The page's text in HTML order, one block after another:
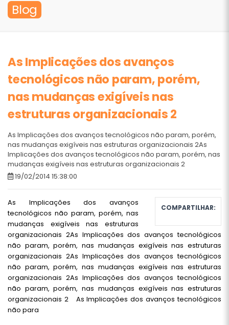
Blog
As Implicações dos avanços
tecnológicos não param, porém,
nas mudanças exigíveis nas
estruturas organizacionais 2
As Implicações dos avanços tecnológicos não param, porém,
nas mudanças exigíveis nas estruturas organizacionais 2As
Implicações dos avanços tecnológicos não param, porém, nas
mudanças exigíveis nas estruturas organizacionais 2
19/02/2014 15:38:00
COMPARTILHAR:
As Implicações dos avanços
tecnológicos não param, porém, nas
mudanças exigíveis nas estruturas
organizacionais 2As Implicações dos avanços tecnológicos
não param, porém, nas mudanças exigíveis nas estruturas
organizacionais 2As Implicações dos avanços tecnológicos
não param, porém, nas mudanças exigíveis nas estruturas
organizacionais 2As Implicações dos avanços tecnológicos
não param, porém, nas mudanças exigíveis nas estruturas
organizacionais 2 As Implicações dos avanços tecnológicos
não para